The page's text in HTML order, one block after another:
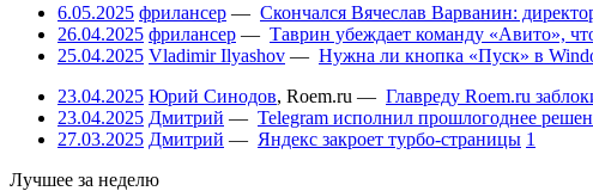
6.05.2025 фрилансер — Скончался Вячеслав Варванин:
26.04.2025 фрилансер — Таврин убеждает команду «Авито»,
25.04.2025 Vladimir Ilyashov — Нужна ли кнопка «Пуск» в
23.04.2025 Юрий Синодов, Roem.ru — Главреду Roem.ru
23.04.2025 Дмитрий — Telegram исполнил прошлогоднее
27.03.2025 Дмитрий — Яндекс закроет турбо-страницы 1
Лучшее за неделю